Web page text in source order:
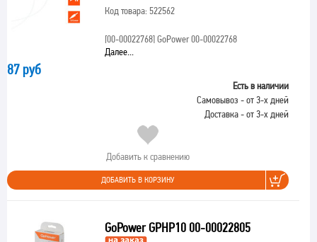
Код товара: 522562
[00-00022768]GoPower 00-00022768
Далее...
87 руб
Есть в наличии
Самовывоз - от 3-х дней
Доставка - от 3-х дней
Добавить к сравнению
ДОБАВИТЬ В КОРЗИНУ
GoPower GPHP10 00-00022805